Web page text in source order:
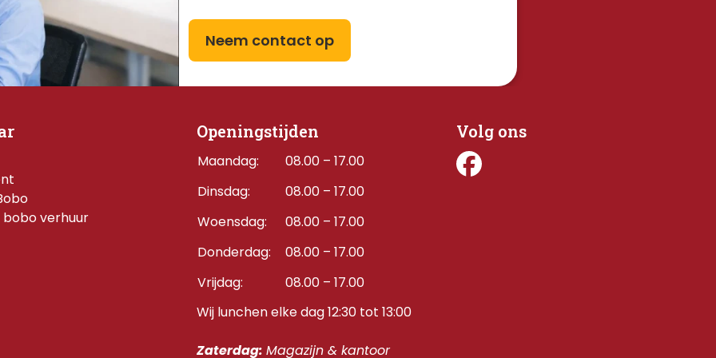
Neem contact op
verhuur
Openingstijden
Maandag:
08.00 – 17.00
Dinsdag:
08.00 – 17.00
Woensdag:
08.00 – 17.00
Donderdag: 08.00 – 17.00
Vrijdag:
08.00 – 17.00
Wij lunchen elke dag 12:30 tot 13:00
Zaterdag: Magazijn & kantoor
Volg ons